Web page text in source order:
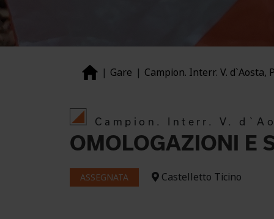
Gare Campion. Interr. V. d`Aosta,
Campion. Interr. V.
OMOLOGAZIONI E
ASSEGNATA Castelletto Ticino